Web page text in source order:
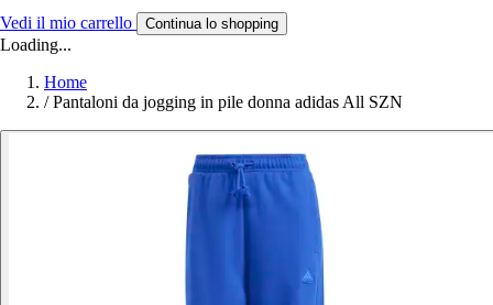
Vedi il mio carrello Continua lo shopping
Loading...
Home
/ Pantaloni da jogging in pile donna adidas All SZN